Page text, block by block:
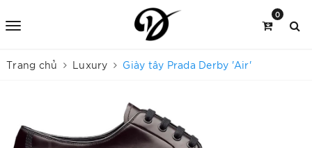
0
Trang chủ Luxury Giày tây Prada Derby 'Air'